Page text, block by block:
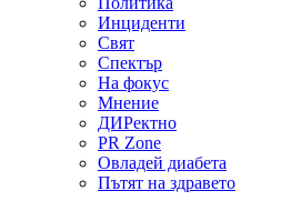
Инциденти
Свят
Спектър
На фокус
Мнение
ДИРектно
PR Zone
Овладей диабета
Пътят на здравето